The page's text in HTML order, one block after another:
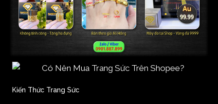
Kiến Thức Trang Sức